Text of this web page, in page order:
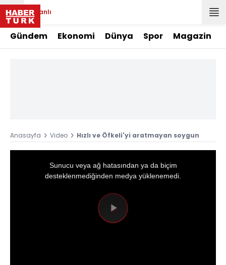
Canlı
Gündem Ekonomi Dünya Spor Magazin
Anasayfa Video Hızlı ve Öfkeli'yi aratmayan soygun
Videoyu
Sunucu veya ağ hatasından ya da biçim
desteklenmediğinden medya yüklenemedi.